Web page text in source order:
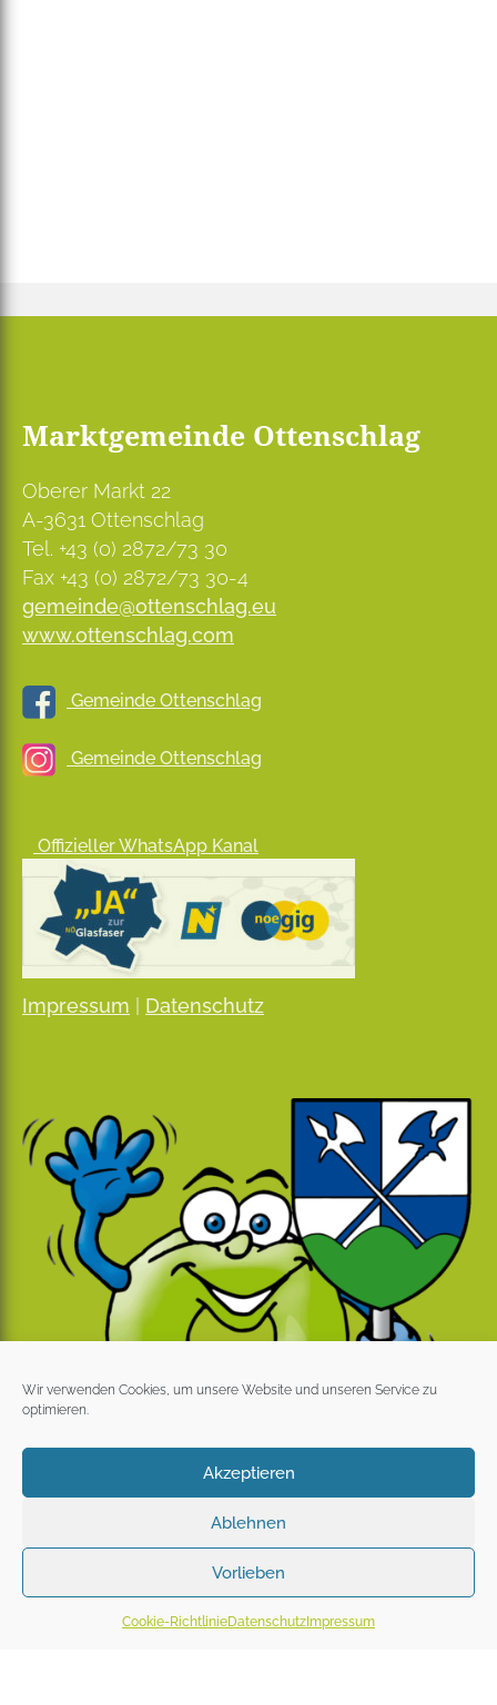
Wir verwenden Cookies, um unsere Website und unseren Service zu
optimieren.
Akzeptieren
Ablehnen
Vorlieben
Cookie-RichtlinieDatenschutz Impressum
Marktgemeinde Ottenschlag
Oberer Markt 22
A-3631 Ottenschlag
Tel. +43 (0) 2872/73 30
Fax +43 (0) 2872/73 30-4
gemeinde@ottenschlag.eu
www.ottenschlag.com
Gemeinde Ottenschlag
Gemeinde Ottenschlag
Offizieller WhatsApp Kanal
Impressum Datenschutz